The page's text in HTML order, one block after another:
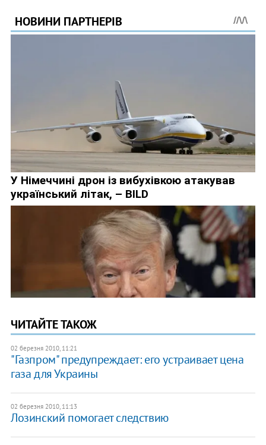
ЧИТАЙТЕ ТАКОЖ
02 березня 2010, 11:21
"Газпром" предупреждает: его устраивает цена
газа для Украины
02 березня 2010, 11:13
Лозинский помогает следствию